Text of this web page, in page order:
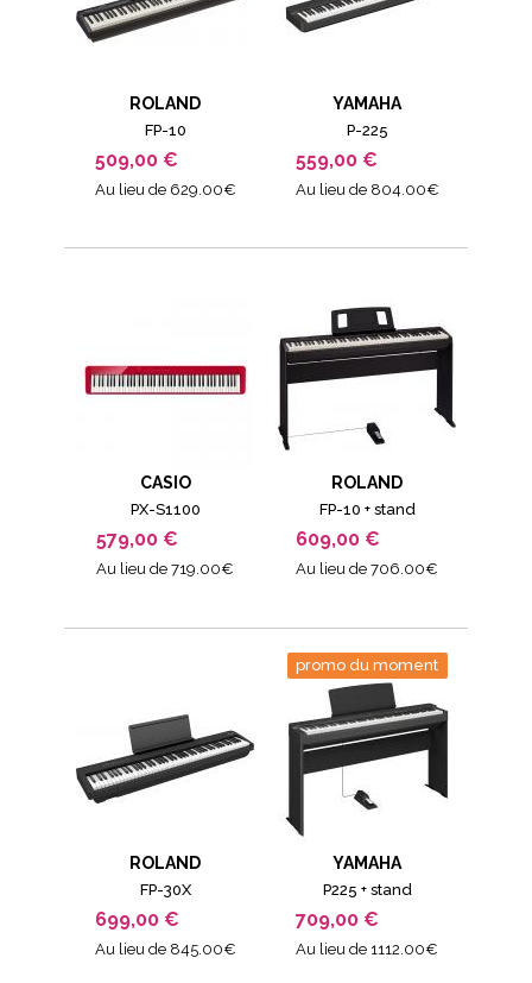
ROLAND
FP-10
509,00 €
Au lieu de 629.00€
YAMAHA
P-225
559,00 €
Au lieu de 804.00€
CASIO
PX-S1100
579,00 €
Au lieu de 719.00€
ROLAND
FP-10 + stand
609,00 €
Au lieu de 706.00€
ROLAND
FP-30X
699,00 €
Au lieu de 845.00€
promo du moment
YAMAHA
P225 + stand
709,00 €
Au lieu de 1112.00€